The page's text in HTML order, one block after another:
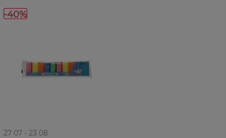
-40%
27 07 - 23 08